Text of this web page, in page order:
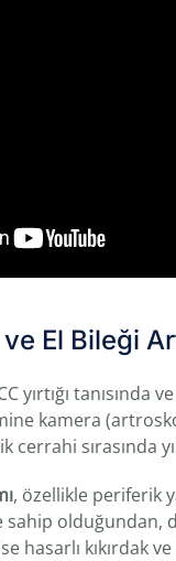
ve El Bileği
yırtığı
kamera
sırasında
, özellikle periferik
olduğundan,
hasarlı